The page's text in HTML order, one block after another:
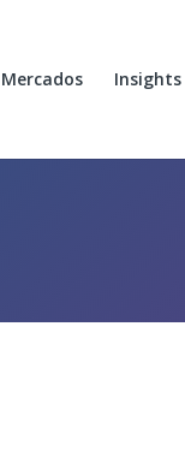
Mercados Insights